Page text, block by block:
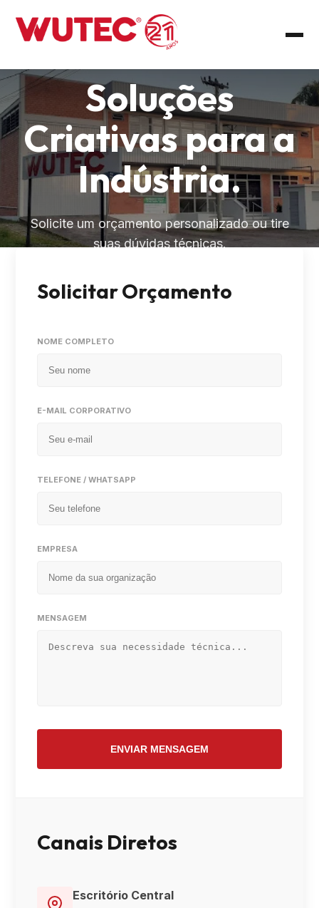
Soluções
Criativas para a
Indústria.
Solicite um orçamento personalizado ou tire
suas dúvidas técnicas.
Solicitar Orçamento
NOME COMPLETO
E-MAIL CORPORATIVO
TELEFONE / WHATSAPP
EMPRESA
MENSAGEM
ENVIAR MENSAGEM
Canais Diretos
Escritório Central